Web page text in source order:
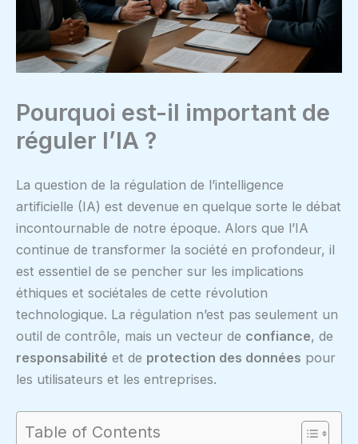
Pourquoi est-il important de
réguler l’IA ?
La question de la régulation de l’intelligence
artificielle (IA) est devenue en quelque sorte le débat
incontournable de notre époque. Alors que l’IA
continue de transformer la société en profondeur, il
est essentiel de se pencher sur les implications
éthiques et sociétales de cette révolution
technologique. La régulation n’est pas seulement un
outil de contrôle, mais un vecteur de confiance, de
responsabilité et de protection des données pour
les utilisateurs et les entreprises.
Table of Contents